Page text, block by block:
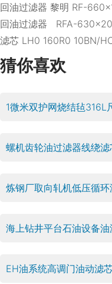
回油过滤器 黎明 RF-
回油过滤器 RFA-
滤芯 LH0 160R0 10BN/
猜你喜欢
1微米双护网烧结毡
螺机齿轮油过滤器线绕
炼钢厂取向轧机低压循
海上钻井平台石油设备
EH油系统高调门油动滤